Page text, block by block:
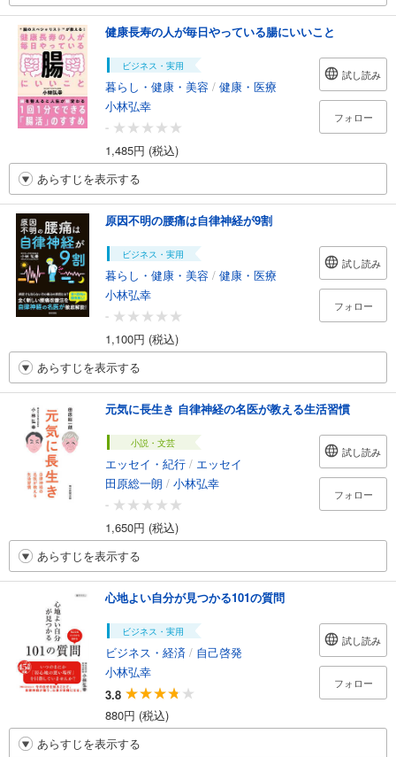
健康長寿の人が毎日やっている腸にいいこと
ビジネス・実用
暮らし・健康・美容 / 健康・医療
小林弘幸
-
1,485円 (税込)
試し読み
フォロー
あらすじを表示する
原因不明の腰痛は自律神経が9割
ビジネス・実用
暮らし・健康・美容 / 健康・医療
小林弘幸
-
1,100円 (税込)
試し読み
フォロー
あらすじを表示する
元気に長生き 自律神経の名医が教える生活習慣
小説・文芸
エッセイ・紀行 / エッセイ
田原総一朗 / 小林弘幸
-
1,650円 (税込)
試し読み
フォロー
あらすじを表示する
心地よい自分が見つかる101の質問
ビジネス・実用
ビジネス・経済 / 自己啓発
小林弘幸
3.8
880円 (税込)
試し読み
フォロー
あらすじを表示する